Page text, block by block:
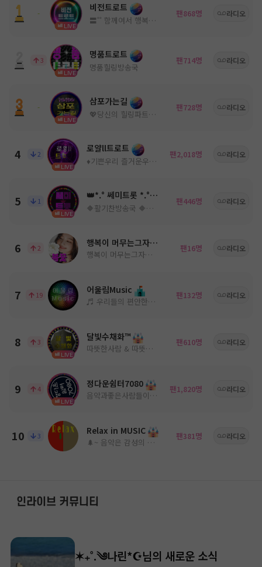
-
LIVE
비전트로트
〓˚˚ 함께여서 행복한 고품격 방송국 ˚˚〓
팬868명 라디오
3
LIVE
명품트로트
명품힐링방송국
팬714명 라디오
-
LIVE
삼포가는길
💖당신의 힐링파트너💖ノ。담: ◈
팬728명 라디오
4 2
LIVE
로얄ll트로트
♦️기쁜우리 즐거운우리♦️
팬2,018명 라디오
5 1
LIVE
👑*.° 쎄미트롯 *.°👑
🔶활기찬방송국 🔶쎄미트롯🔶
팬446명 라디오
6 2 행복이 머무는그자리
행복이 머무는그자리 트로트 0시에 종방 합니다
팬16명 라디오
7 19 어울림Music
♬ 우리들의 편안한휴식 공간♬
팬132명 라디오
8 3
LIVE
달빛수채화™
따뜻한사람 & 따뜻한음악
팬610명 라디오
9 4
LIVE
정다운쉼터7080
음악과좋은사람들이 있는곳 ^^
팬1,820명 라디오
10 3 Relax in MUSIC
🌲~ 음악은 감성의 움직임을 유도한다! ~🌳
팬381명 라디오
인라이브 커뮤니티
✶₊˚.༄나린*☪︎님의 새로운 소식